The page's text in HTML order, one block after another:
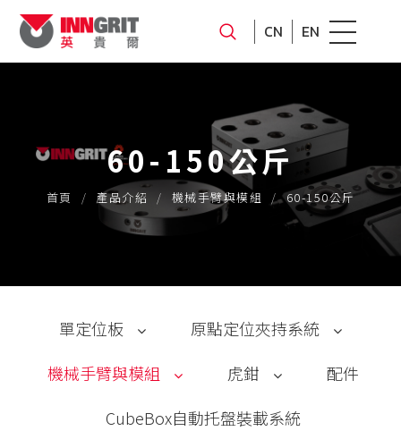
CN EN
60-150公斤
首頁 產品介紹 機械手臂與模組 60-150公斤
單定位板
PITCH52
原點定位夾持系統
62型
機械手臂與模組 虎鉗
配件
CubeBox自動托盤裝載系統